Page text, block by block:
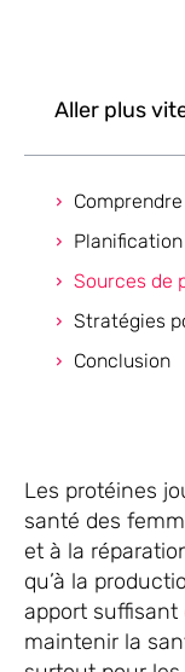
Aller plus
Sources de
Stratégies
Conclusion
Les protéines
santé des
et à la
qu’à la
apport
maintenir la